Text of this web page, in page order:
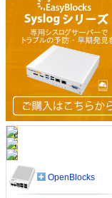
OpenBlocks